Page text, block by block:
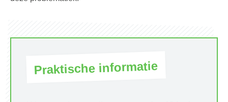
Praktische informatie